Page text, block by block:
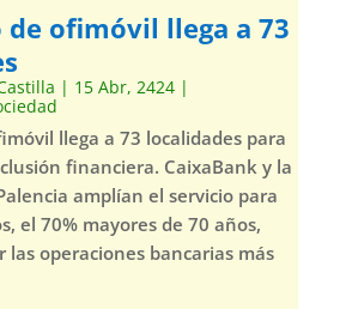
de ofimóvil llega a 73
| 15 Abr, 2424|
llega a 73 localidades para
financiera. CaixaBank y la
amplían el servicio para
el 70% mayores de 70 años,
las operaciones bancarias más